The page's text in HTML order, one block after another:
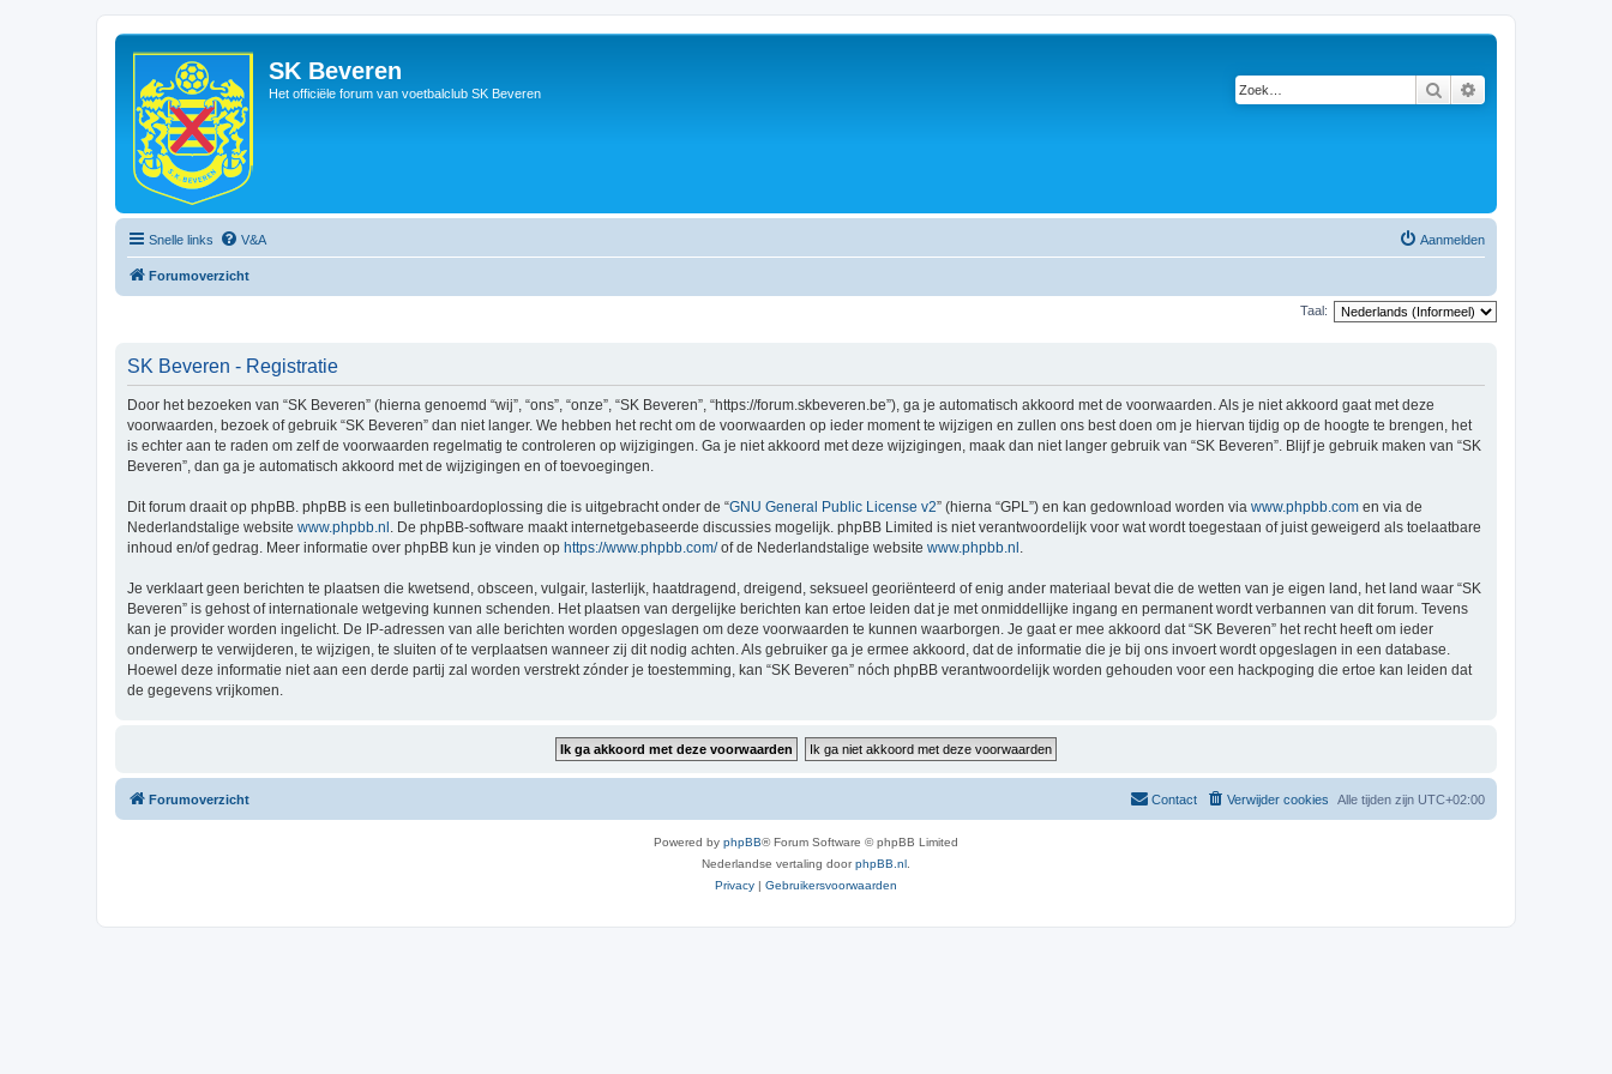
SK Beveren
Het officiële forum van voetbalclub SK Beveren Zoek
Snelle links V&A Aanmelden
Forumoverzicht
Taal:
SK Beveren - Registratie
Door het bezoeken van “SK Beveren” (hierna genoemd “wij”, “ons”, “onze”, “SK Beveren”, “https://forum.skbeveren.be”), ga je automatisch akkoord met de voorwaarden. Als je niet akkoord gaat met deze
voorwaarden, bezoek of gebruik “SK Beveren” dan niet langer. We hebben het recht om de voorwaarden op ieder moment te wijzigen en zullen ons best doen om je hiervan tijdig op de hoogte te brengen, het
is echter aan te raden om zelf de voorwaarden regelmatig te controleren op wijzigingen. Ga je niet akkoord met deze wijzigingen, maak dan niet langer gebruik van “SK Beveren”. Blijf je gebruik maken van “SK
Beveren”, dan ga je automatisch akkoord met de wijzigingen en of toevoegingen.
Dit forum draait op phpBB. phpBB is een bulletinboardoplossing die is uitgebracht onder de “GNU General Public License v2” (hierna “GPL”) en kan gedownload worden via www.phpbb.com en via de
Nederlandstalige website www.phpbb.nl . De phpBB-software maakt internetgebaseerde discussies mogelijk. phpBB Limited is niet verantwoordelijk voor wat wordt toegestaan of juist geweigerd als toelaatbare
inhoud en/of gedrag. Meer informatie over phpBB kun je vinden op https://www.phpbb.com/of de Nederlandstalige website www.phpbb.nl
Je verklaart geen berichten te plaatsen die kwetsend, obsceen, vulgair, lasterlijk, haatdragend, dreigend, seksueel georiënteerd of enig ander materiaal bevat die de wetten van je eigen land, het land waar “SK
Beveren” is gehost of internationale wetgeving kunnen schenden. Het plaatsen van dergelijke berichten kan ertoe leiden dat je met onmiddellijke ingang en permanent wordt verbannen van dit forum. Tevens
kan je provider worden ingelicht. De IP-adressen van alle berichten worden opgeslagen om deze voorwaarden te kunnen waarborgen. Je gaat er mee akkoord dat “SK Beveren” het recht heeft om ieder
onderwerp te verwijderen, te wijzigen, te sluiten of te verplaatsen wanneer zij dit nodig achten. Als gebruiker ga je ermee akkoord, dat de informatie die je bij ons invoert wordt opgeslagen in een database.
Hoewel deze informatie niet aan een derde partij zal worden verstrekt zónder je toestemming, kan “SK Beveren” nóch phpBB verantwoordelijk worden gehouden voor een hackpoging die ertoe kan leiden dat
de gegevens vrijkomen.
Forumoverzicht Alle tijden zijn UTC+02:00
Verwijder cookies
Contact
Powered by phpBB® Forum Software © phpBB Limited
Nederlandse vertaling doorphpBB.nl
Privacy | Gebruikersvoorwaarden